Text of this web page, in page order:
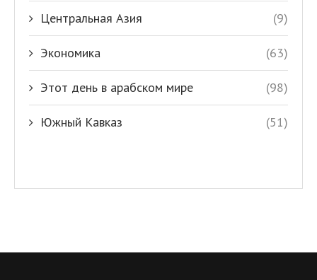
Центральная Азия (9)
Экономика (63)
Этот день в арабском мире (98)
Южный Кавказ (51)